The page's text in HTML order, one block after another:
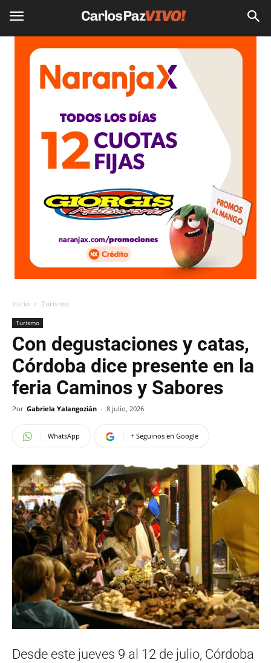
Inicio Turismo
Turismo
Con degustaciones y catas,
Córdoba dice presente en la
feria Caminos y Sabores
Por Gabriela Yalangozián - 8 julio, 2026
WhatsApp + Seguinos en Google
Desde este jueves 9 al 12 de julio, Córdoba